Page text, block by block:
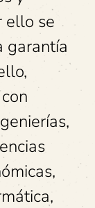
ello se
garantía